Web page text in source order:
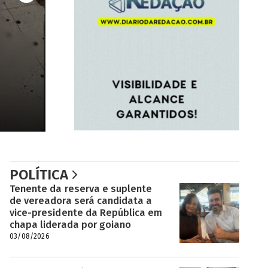
POLÍTICA
Tenente da reserva e suplente
de vereadora será candidata a
vice-presidente da República em
chapa liderada por goiano
03/08/2026